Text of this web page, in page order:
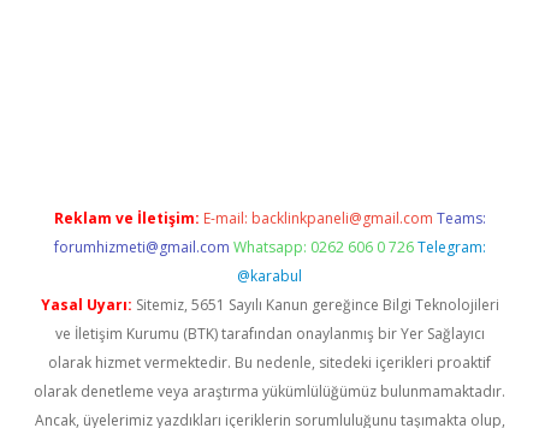
Reklam ve İletişim: E-mail: backlinkpaneli@gmail.com Teams:
forumhizmeti@gmail.com Whatsapp: 0262 606 0 726 Telegram:
@karabul
Yasal Uyarı: Sitemiz, 5651 Sayılı Kanun gereğince Bilgi Teknolojileri
ve İletişim Kurumu (BTK) tarafından onaylanmış bir Yer Sağlayıcı
olarak hizmet vermektedir. Bu nedenle, sitedeki içerikleri proaktif
olarak denetleme veya araştırma yükümlülüğümüz bulunmamaktadır.
Ancak, üyelerimiz yazdıkları içeriklerin sorumluluğunu taşımakta olup,